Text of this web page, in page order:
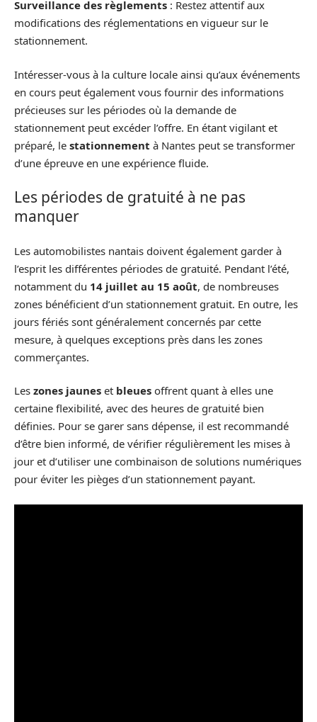
Surveillance des règlements : Restez attentif aux
modifications des réglementations en vigueur sur le
stationnement.
Intéresser-vous à la culture locale ainsi qu’aux événements
en cours peut également vous fournir des informations
précieuses sur les périodes où la demande de
stationnement peut excéder l’offre. En étant vigilant et
préparé, le stationnement à Nantes peut se transformer
d’une épreuve en une expérience fluide.
Les périodes de gratuité à ne pas
manquer
Les automobilistes nantais doivent également garder à
l’esprit les différentes périodes de gratuité. Pendant l’été,
notamment du 14 juillet au 15 août, de nombreuses
zones bénéficient d’un stationnement gratuit. En outre, les
jours fériés sont généralement concernés par cette
mesure, à quelques exceptions près dans les zones
commerçantes.
Les zones jaunes et bleues offrent quant à elles une
certaine flexibilité, avec des heures de gratuité bien
définies. Pour se garer sans dépense, il est recommandé
d’être bien informé, de vérifier régulièrement les mises à
jour et d’utiliser une combinaison de solutions numériques
pour éviter les pièges d’un stationnement payant.